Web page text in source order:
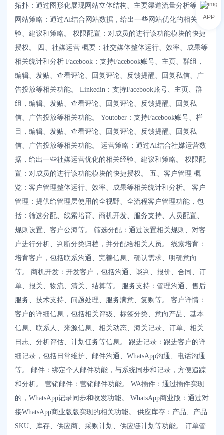
拓扑：通过图形化展现网站立体结构、主要渠道流量分析等。
网站策略：通过AI结合网站数据，给出一些网站优化的相关经
验、建议和策略。 权限配置：对成员的进行该功能模块的快捷
授权。 四、社媒运营 概要：社交媒体整体运行、效率、成果等
相关统计和分析 Facebook：支持Facebook账号、主页、群组，
编辑、发贴、查看评论、回复评论、反馈提醒、回复私信、广
告投放等相关功能。 Linkedin：支持Facebook账号、主页、群
组，编辑、发贴、查看评论、回复评论、反馈提醒、回复私
信、广告投放等相关功能。 Youtober：支持Facebook账号、栏
目，编辑、发贴、查看评论、回复评论、反馈提醒、回复私
信、广告投放等相关功能。 运营策略：通过AI结合社媒运营数
据，给出一些社媒运营优化的相关经验、建议和策略。 权限配
置：对成员的进行该功能模块的快捷授权。 五、客户管理 概
览：客户管理整体运行、效率、成果等相关统计和分析。 客户
管理：提供给管理层使用的全视野、全流程客户管理功能，包
括：筛选分配、线索培育、商机开发、服务支持、人员配置、
规则设置、客户公海等。 筛选分配：通过设置相关规则、对客
户进行分析、判断分类归档，并分配给相关人员。 线索培育：
培育客户，包括联系沟通、完善信息、确认需求、明确意向
等。 商机开发：开发客户，包括沟通、谈判、报价、合同、订
单、报关、物流、清关、结算等。 服务支持：管理沟通、售后
服务、技术支持、问题处理、服务满意、复购等。 客户详情：
客户的详细信息，包括相关评级、标签分类、意向产品、基本
信息、联系人、来源信息、相关动态、海关记录、订单、相关
日志、分析评估、计划任务等信息。 跟进记录：跟进客户的详
细记录，包括日常维护、邮件沟通、WhatsApp沟通、电话沟通
等。 邮件：绑定个人邮件功能，与系统同步和记录，方便追踪
和分析。 营销邮件：营销邮件功能。 WA插件：通过插件实现
的，WhatsApp记录同步和收发功能。 WhatsApp商业版：通过对
接WhatsApp商业版版实现的相关功能。 供应库存：产品、产品
SKU、库存、供应商、采购计划、供应链计划等功能。 订单管
APP